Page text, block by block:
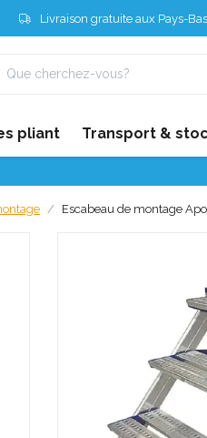
Livraison gratuite aux Pays-
pliant Transport &
Escabeau de montage